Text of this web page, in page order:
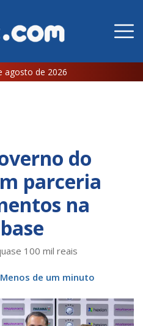
agosto de 2026
do
parceria
na
100 mil reais
Menos de um minuto